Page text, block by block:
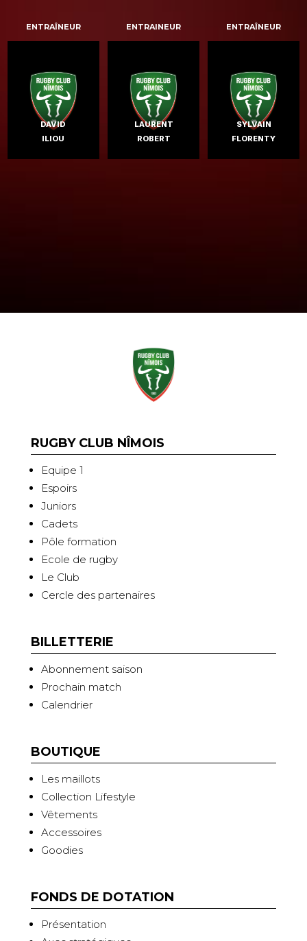
ENTRAÎNEUR
DAVID
ILIOU
ENTRAINEUR
LAURENT
ROBERT
ENTRAÎNEUR
SYLVAIN
FLORENTY
RUGBY CLUB NÎMOIS
Equipe 1
Espoirs
Juniors
Cadets
Pôle formation
Ecole de rugby
Le Club
Cercle des partenaires
BILLETTERIE
Abonnement saison
Prochain match
Calendrier
BOUTIQUE
Les maillots
Collection Lifestyle
Vêtements
Accessoires
Goodies
FONDS DE DOTATION
Présentation